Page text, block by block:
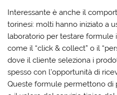
Interessante è anche il
torinesi: molti hanno iniziato a
laboratorio per testare formule
come il “click & collect” o il
dove il cliente seleziona i
spesso con l’opportunità di
Queste formule permettono di